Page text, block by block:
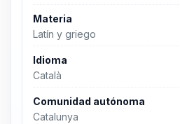
Materia
Latín y griego
Idioma
Català
Comunidad autónoma
Catalunya